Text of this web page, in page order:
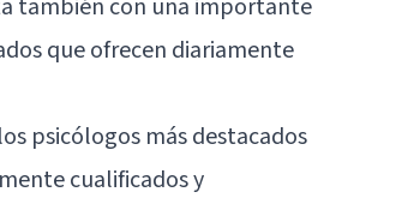
también con una importante
que ofrecen diariamente
psicólogos más destacados
cualificados y